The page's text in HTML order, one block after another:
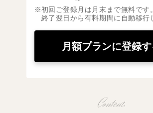
初回ご登録月は月末まで無料です
終了翌日から有料期間に自動移行
月額プランに登録